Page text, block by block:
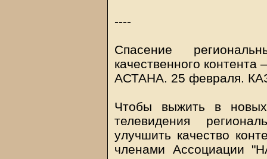
----
Спасение
качественного контента
АСТАНА. 25 февраля.
Чтобы выжить в
телевидения
улучшить качество
членами Ассоциации